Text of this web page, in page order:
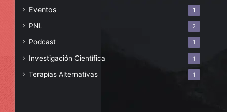
Eventos 1
PNL 2
Podcast 1
Investigación Científica 1
Terapias Alternativas 1